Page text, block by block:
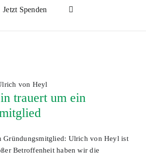
Jetzt Spenden
trauert um ein
Gründungsmitglied: Ulrich von Heyl ist
Betroffenheit haben wir die